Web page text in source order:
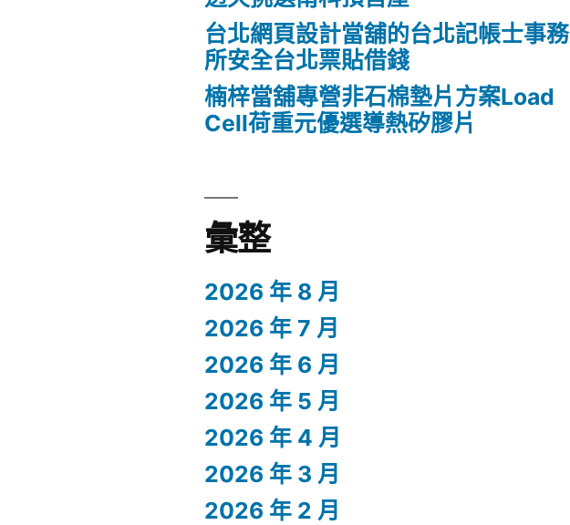
台北網頁設計當舖的台北記帳士事務
所安全台北票貼借錢
楠梓當舖專營非石棉墊片方案Load
Cell荷重元優選導熱矽膠片
彙整
2026 年 8 月
2026 年 7 月
2026 年 6 月
2026 年 5 月
2026 年 4 月
2026 年 3 月
2026 年 2 月